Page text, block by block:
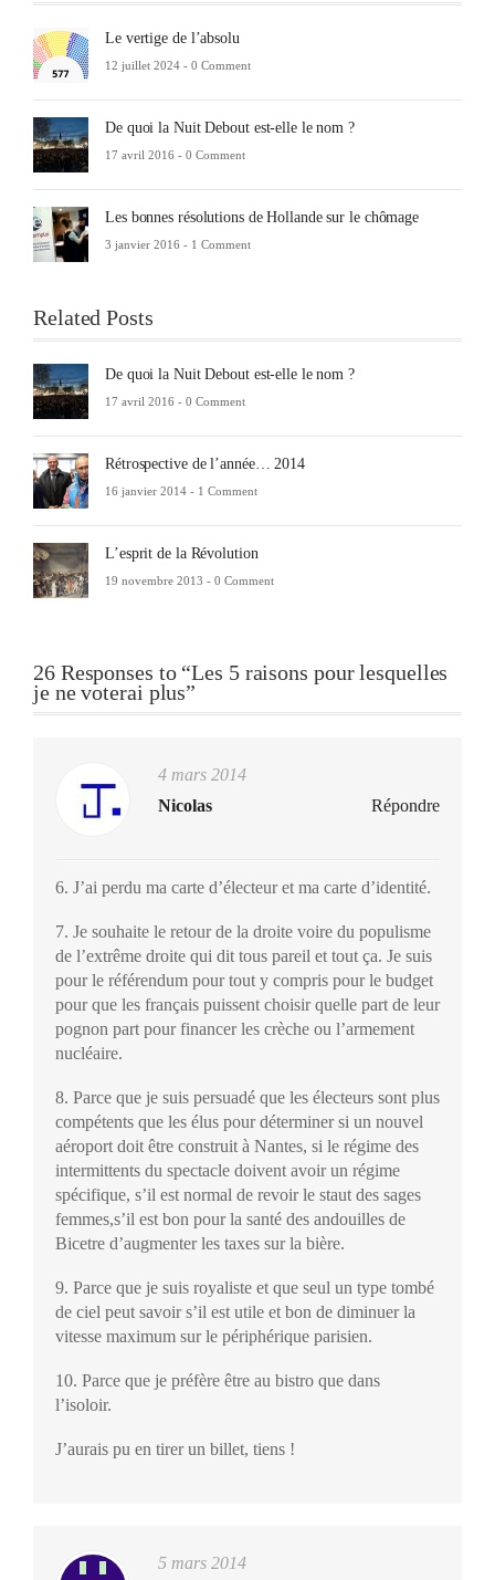
Le vertige de l’absolu
12 juillet 2024 - 0 Comment
De quoi la Nuit Debout est-elle le nom ?
17 avril 2016 - 0 Comment
Les bonnes résolutions de Hollande sur le chômage
3 janvier 2016 - 1 Comment
Related Posts
De quoi la Nuit Debout est-elle le nom ?
17 avril 2016 - 0 Comment
Rétrospective de l’année… 2014
16 janvier 2014 - 1 Comment
L’esprit de la Révolution
19 novembre 2013 - 0 Comment
26 Responses to “Les 5 raisons pour lesquelles
je ne voterai plus”
4 mars 2014
Nicolas
Répondre
6. J’ai perdu ma carte d’électeur et ma carte d’identité.
7. Je souhaite le retour de la droite voire du populisme
de l’extrême droite qui dit tous pareil et tout ça. Je suis
pour le référendum pour tout y compris pour le budget
pour que les français puissent choisir quelle part de leur
pognon part pour financer les crèche ou l’armement
nucléaire.
8. Parce que je suis persuadé que les électeurs sont plus
compétents que les élus pour déterminer si un nouvel
aéroport doit être construit à Nantes, si le régime des
intermittents du spectacle doivent avoir un régime
spécifique, s’il est normal de revoir le staut des sages
femmes,s’il est bon pour la santé des andouilles de
Bicetre d’augmenter les taxes sur la bière.
9. Parce que je suis royaliste et que seul un type tombé
de ciel peut savoir s’il est utile et bon de diminuer la
vitesse maximum sur le périphérique parisien.
10. Parce que je préfère être au bistro que dans
l’isoloir.
J’aurais pu en tirer un billet, tiens !
5 mars 2014